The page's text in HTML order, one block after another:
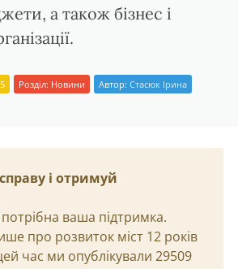
а також бізнес і
Розділ: Новини Автор: Стасюк Ірина
і отримуй
ваша підтримка.
про розвиток міст 12 років
час ми опублікували 29509